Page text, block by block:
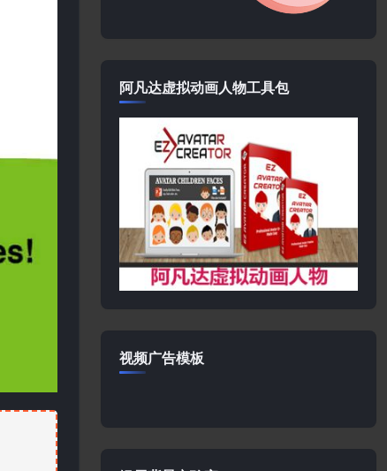
阿凡达虚拟动画人物工具包
视频广告模板